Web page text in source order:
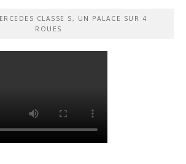
CLASSE S, UN PALACE SUR 4
ROUES